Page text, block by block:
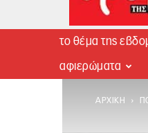
το θέμα της
αφιερώματα
ΑΡΧΙΚΉ